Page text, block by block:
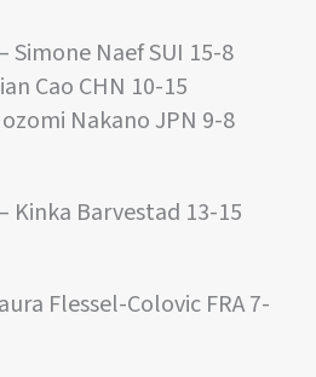
Simone Naef SUI 15-8
Cao CHN 10-15
Nakano JPN 9-8
Kinka Barvestad 13-15
Flessel-Colovic FRA 7-